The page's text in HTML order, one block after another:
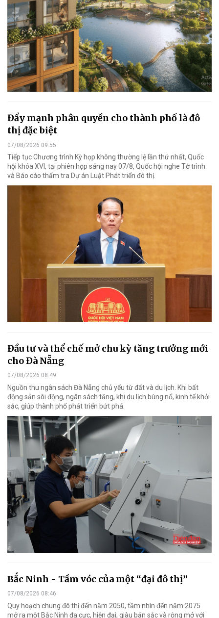
Đẩy mạnh phân quyền cho thành phố là đô
thị đặc biệt
07/08/2026 09:55
Tiếp tục Chương trình Kỳ họp không thường lệ lần thứ nhất, Quốc
hội khóa XVI, tại phiên họp sáng nay 07/8, Quốc hội nghe Tờ trình
và Báo cáo thẩm tra Dự án Luật Phát triển đô thị.
Đầu tư và thể chế mở chu kỳ tăng trưởng mới
cho Đà Nẵng
07/08/2026 08:49
Nguồn thu ngân sách Đà Nẵng chủ yếu từ đất và du lịch. Khi bất
động sản sôi động, ngân sách tăng, khi du lịch bùng nổ, kinh tế khởi
sắc, giúp thành phố phát triển bứt phá.
Bắc Ninh - Tầm vóc của một “đại đô thị”
07/08/2026 08:46
Quy hoạch chung đô thị đến năm 2050, tầm nhìn đến năm 2075
mở ra một Bắc Ninh đa cực, hiện đại, giàu bản sắc và rộng mở với